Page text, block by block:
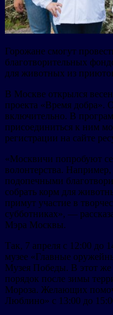
Горожане смогут
благотворительных
для животных из
В Москве открылся
проекта «Время добра».
включительно. В
присоединиться к ним
регистрации на сайте
«Москвичи попробуют
волонтерства.
подопечными
собрать корм для
примут участие в
субботниках», —
Мэра Москвы.
Так, 7 апреля с 12:00 до
музее «Главные
Музея Победы. В этот же
порядок после зимы
Мороза. Желающих
Люблино» с 13:00 до